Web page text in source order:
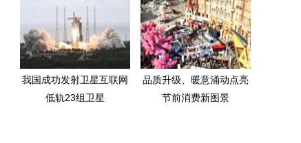
我国成功发射卫星互联网
低轨23组卫星
品质升级、暖意涌动点亮
节前消费新图景